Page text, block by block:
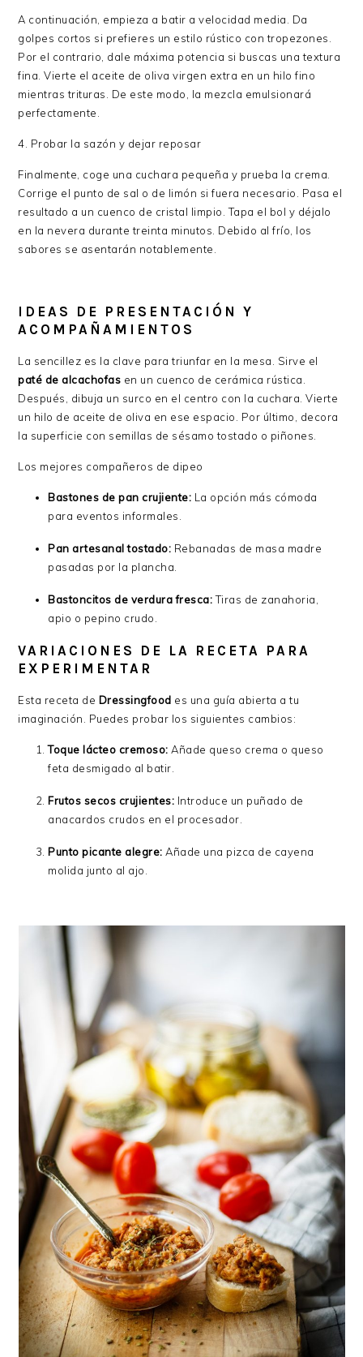
A continuación, empieza a batir a velocidad media. Da
golpes cortos si prefieres un estilo rústico con tropezones.
Por el contrario, dale máxima potencia si buscas una textura
fina. Vierte el aceite de oliva virgen extra en un hilo fino
mientras trituras. De este modo, la mezcla emulsionará
perfectamente.
4. Probar la sazón y dejar reposar
Finalmente, coge una cuchara pequeña y prueba la crema.
Corrige el punto de sal o de limón si fuera necesario. Pasa el
resultado a un cuenco de cristal limpio. Tapa el bol y déjalo
en la nevera durante treinta minutos. Debido al frío, los
sabores se asentarán notablemente.
IDEAS DE PRESENTACIÓN Y
ACOMPAÑAMIENTOS
La sencillez es la clave para triunfar en la mesa. Sirve el
paté de alcachofas en un cuenco de cerámica rústica.
Después, dibuja un surco en el centro con la cuchara. Vierte
un hilo de aceite de oliva en ese espacio. Por último, decora
la superficie con semillas de sésamo tostado o piñones.
Los mejores compañeros de dipeo
Bastones de pan crujiente: La opción más cómoda
para eventos informales.
Pan artesanal tostado: Rebanadas de masa madre
pasadas por la plancha.
Bastoncitos de verdura fresca:Tiras de zanahoria,
apio o pepino crudo.
VARIACIONES DE LA RECETA PARA
EXPERIMENTAR
Esta receta de Dressingfood es una guía abierta a tu
imaginación. Puedes probar los siguientes cambios:
Toque lácteo cremoso: Añade queso crema o queso
feta desmigado al batir.
Frutos secos crujientes: Introduce un puñado de
anacardos crudos en el procesador.
Punto picante alegre: Añade una pizca de cayena
molida junto al ajo.